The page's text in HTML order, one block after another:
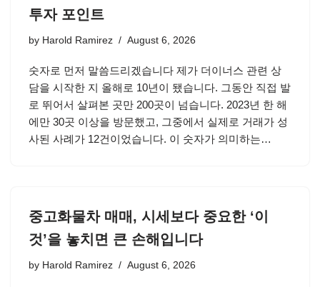
투자 포인트
by Harold Ramirez August 6, 2026
숫자로 먼저 말씀드리겠습니다 제가 더이너스 관련 상
담을 시작한 지 올해로 10년이 됐습니다. 그동안 직접 발
로 뛰어서 살펴본 곳만 200곳이 넘습니다. 2023년 한 해
에만 30곳 이상을 방문했고, 그중에서 실제로 거래가 성
사된 사례가 12건이었습니다. 이 숫자가 의미하는…
중고화물차 매매, 시세보다 중요한 ‘이
것’을 놓치면 큰 손해입니다
by Harold Ramirez August 6, 2026